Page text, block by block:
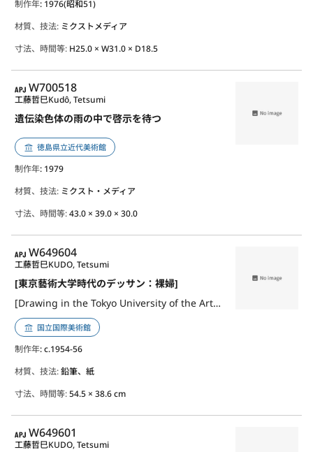
制作年: 1976(昭和51)
材質、技法: ミクストメディア
寸法、時間等: H25.0 × W31.0 × D18.5
APJ
W700518
遺伝染色体の雨の中で啓示を待つ
工藤哲巳Kudô, Tetsumi
徳島県立近代美術館
制作年: 1979
材質、技法: ミクスト・メディア
寸法、時間等:43.0 × 39.0 × 30.0
APJ
W649604
[東京藝術大学時代のデッサン：裸婦]
[Drawing in the Tokyo University of the Arts: Nude Woman]
工藤哲巳KUDO, Tetsumi
国立国際美術館
制作年: c.1954-56
材質、技法:鉛筆、紙
寸法、時間等:54.5 × 38.6 cm
APJ
W649601
工藤哲巳KUDO, Tetsumi